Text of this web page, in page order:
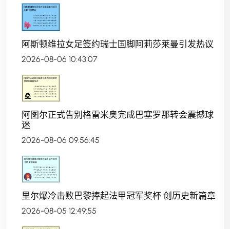
阿斯顿维拉女足签约瑞士国脚阿莉莎莱曼引发热议
2026-08-06 10:43:07
阿图尔正式告别格雷米奥完成巴塞罗那转会震撼球
迷
2026-08-06 09:56:45
里尔爆冷击败巴黎捧起法甲冠军奖杯 创历史新篇章
2026-08-05 12:49:55